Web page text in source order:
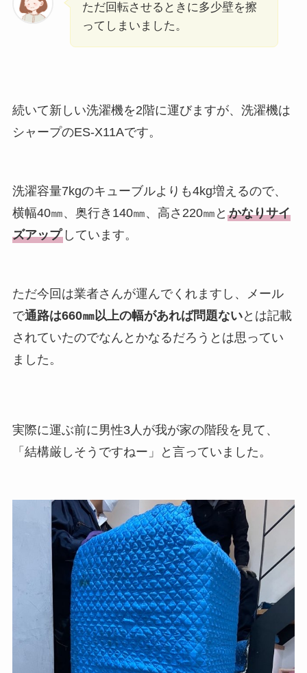
ただ回転させるときに多少壁を擦
ってしまいました。
続いて新しい洗濯機を2階に運びますが、洗濯機は
シャープのES-X11Aです。
洗濯容量7kgのキューブルよりも4kg増えるので、
横幅40㎜、奥行き140㎜、高さ220㎜と かなりサイ
ズアップしています。
ただ今回は業者さんが運んでくれますし、メール
で通路は660㎜以上の幅があれば問題ないとは記載
されていたのでなんとかなるだろうとは思ってい
ました。
実際に運ぶ前に男性3人が我が家の階段を見て、
「結構厳しそうですねー」と言っていました。